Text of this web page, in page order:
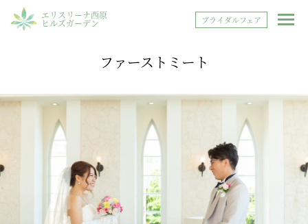
エリスリーナ西原
ヒルズガーデン ブライダルフェア
ファーストミート